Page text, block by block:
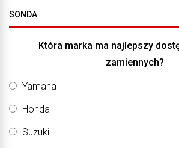
SONDA
Która marka ma najlepszy
zamiennych?
Yamaha
Honda
Suzuki